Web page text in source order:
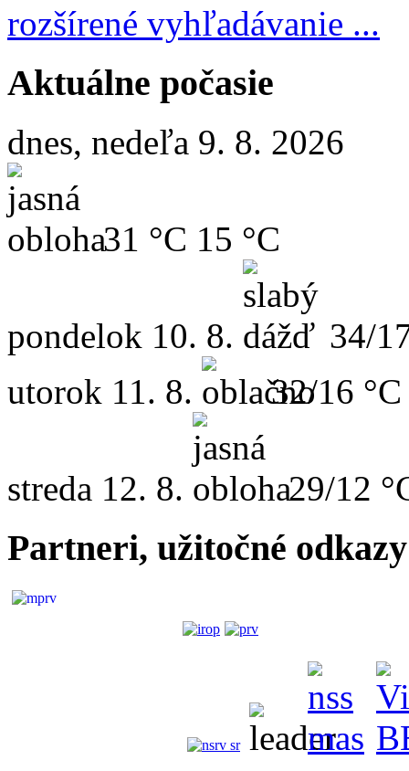
rozšírené vyhľadávanie ...
Aktuálne počasie
dnes, nedeľa 9. 8. 2026
31 °C 15 °C
pondelok 10. 8.
34/
utorok 11. 8. 32/16 °C
streda 12. 8. 29/12
Partneri, užitočné odkazy